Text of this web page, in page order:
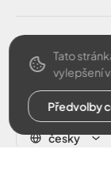
česky
Bezpečná
Tato
vylepšení
Předvolby